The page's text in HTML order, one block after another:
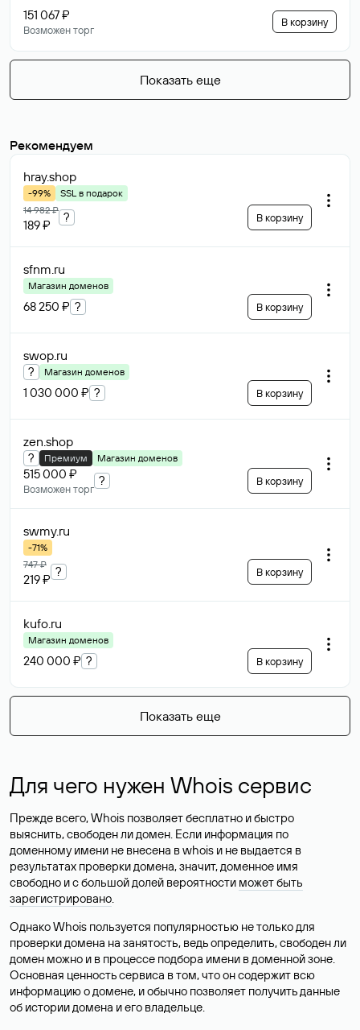
151 067 ₽
Возможен торг
В корзину
Показать еще
Рекомендуем
hray.shop
-99%
SSL в подарок
14 982 ₽
189 ₽
? В корзину
sfnm.ru
Магазин доменов
68 250 ₽ ? В корзину
swop.ru
? Магазин доменов
1 030 000 ₽ ? В корзину
zen.shop
? Премиум Магазин доменов
515 000 ₽
Возможен торг
? В корзину
swmy.ru
-71%
747 ₽
219 ₽
? В корзину
kufo.ru
Магазин доменов
240 000 ₽ ? В корзину
Показать еще
Для чего нужен Whois сервис
Прежде всего, Whois позволяет бесплатно и быстро
выяснить, свободен ли домен. Если информация по
доменному имени не внесена в whois и не выдается в
результатах проверки домена, значит, доменное имя
свободно и с большой долей вероятности может быть
зарегистрировано.
Однако Whois пользуется популярностью не только для
проверки домена на занятость, ведь определить, свободен ли
домен можно и в процессе подбора имени в доменной зоне.
Основная ценность сервиса в том, что он содержит всю
информацию о домене, и обычно позволяет получить данные
об истории домена и его владельце.